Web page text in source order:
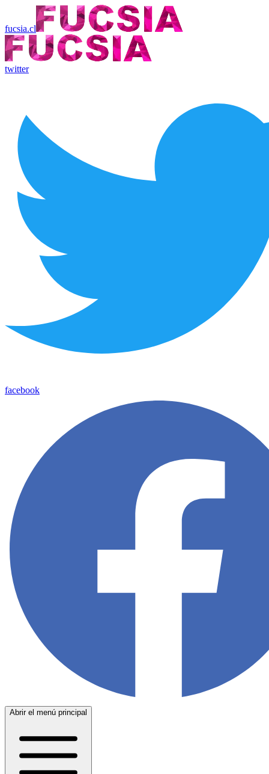
fucsia.cl
twitter
facebook
Abrir el menú principal